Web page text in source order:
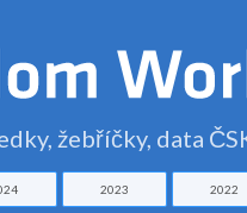
žebříčky, data
2023 2022